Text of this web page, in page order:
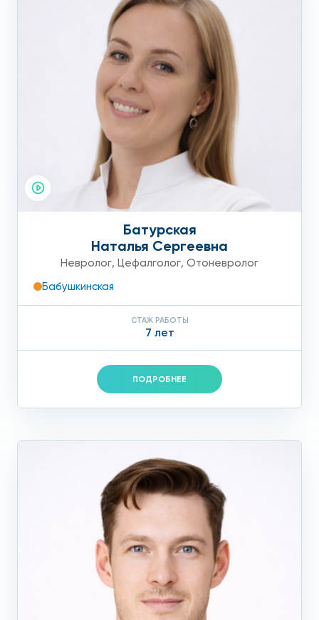
Батурская
Наталья Сергеевна
Невролог, Цефалголог, Отоневролог
Бабушкинская
СТАЖ РАБОТЫ
7 лет
ПОДРОБНЕЕ